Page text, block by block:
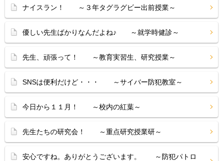
ナイスラン！ ～３年タグラグビー出前授業～
優しい先生ばかりなんだよね♪ ～就学時健診～
先生、頑張って！ ～教育実習生、研究授業～
SNSは便利だけど・・・ ～サイバー防犯教室～
今日から１１月！ ～校内の紅葉～
先生たちの研究会！ ～重点研究授業研～
安心ですね。ありがとうございます。 ～防犯パトロ